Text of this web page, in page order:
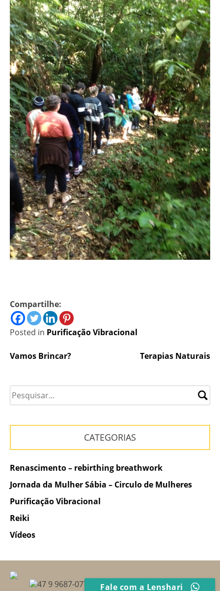
Compartilhe:
Posted in Purificação Vibracional
Navegação
Post
Vamos Brincar? Terapias Naturais
CATEGORIAS
Renascimento – rebirthing breathwork
Jornada da Mulher Sábia – Circulo de Mulheres
Purificação Vibracional
Reiki
Vídeos
47 9 9687-0775 Fale com a Lenshari